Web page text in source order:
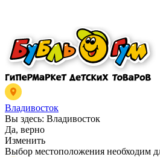
Владивосток
Вы здесь: Владивосток
Да, верно
Изменить
Выбор местоположения необходим